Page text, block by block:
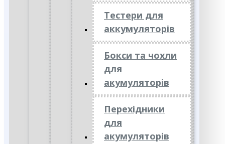
Тестери для
аккумуляторів
Бокси та чохли
для
акумуляторів
Перехідники
для
акумуляторів